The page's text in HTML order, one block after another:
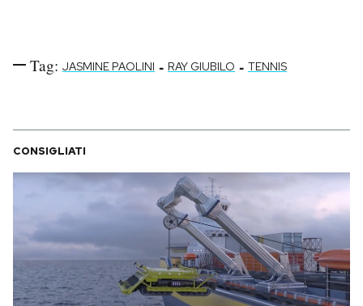
Tag: JASMINE PAOLINI - RAY GIUBILO - TENNIS
CONSIGLIATI